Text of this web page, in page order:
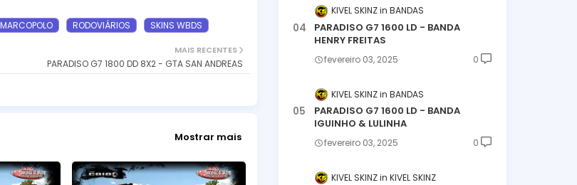
MARCOPOLO RODOVIÁRIOS SKINS WBDS
MAIS RECENTES
PARADISO G7 1800 DD 8X2 - GTA SAN ANDREAS
Mostrar mais
KIVEL SKINZ BANDAS
PARADISO G7 1600 LD - BANDA
HENRY FREITAS
fevereiro 03, 2025 0
KIVEL SKINZ BANDAS
PARADISO G7 1600 LD - BANDA
IGUINHO & LULINHA
fevereiro 03, 2025 0
KIVEL SKINZ KIVEL SKINZ